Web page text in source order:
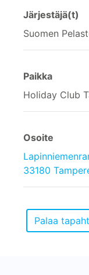
Järjestäjä(t)
Suomen
Paikka
Holiday Club
Osoite
33180